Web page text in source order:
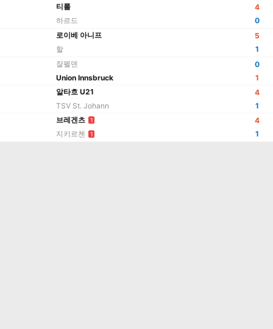
티롤
하르드
4
0
로이베 아니프
할
5
1
잘펠덴
Union Innsbruck
0
1
알타흐 U21
TSV St. Johann
4
1
브레겐츠
1
지키르첸 1
4
1